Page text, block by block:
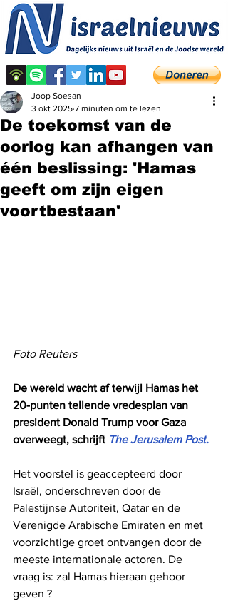
De toekomst van de
oorlog kan afhangen van
één beslissing: 'Hamas
geeft om zijn eigen
voortbestaan'
Joop Soesan
3 okt 2025 7 minuten om te lezen
Foto Reuters
De wereld wacht af terwijl Hamas het
20-punten tellende vredesplan van
president Donald Trump voor Gaza
overweegt, schrijft The Jerusalem Post.
Het voorstel is geaccepteerd door
Israël, onderschreven door de
Palestijnse Autoriteit, Qatar en de
Verenigde Arabische Emiraten en met
voorzichtige groet ontvangen door de
meeste internationale actoren. De
vraag is: zal Hamas hieraan gehoor
geven ?